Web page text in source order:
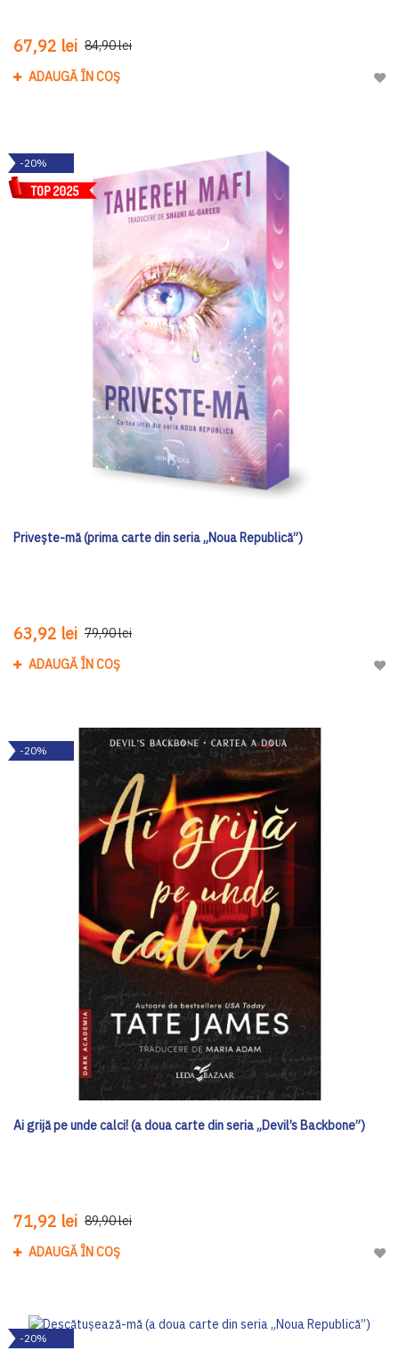
67,92 lei 84,90 lei
ADAUGĂ ÎN COȘ
-20%
Privește-mă (prima carte din seria „Noua Republică”)
63,92 lei 79,90 lei
ADAUGĂ ÎN COȘ
-20%
Ai grijă pe unde calci! (a doua carte din seria „Devil’s Backbone”)
71,92 lei 89,90 lei
ADAUGĂ ÎN COȘ
-20%